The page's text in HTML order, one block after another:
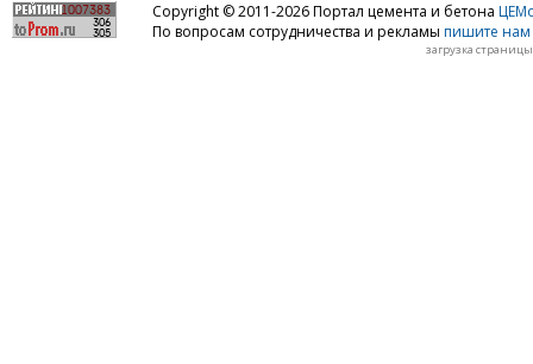
Copyright © 2011-2026 Портал цемента и бетона
По вопросам сотрудничества и рекламы пишите нам
загрузка